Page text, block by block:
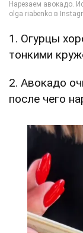
1. Огурцы
тонкими
2. Авокадо
после чего